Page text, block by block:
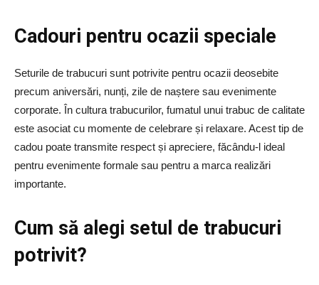
Cadouri pentru ocazii speciale
Seturile de trabucuri sunt potrivite pentru ocazii deosebite
precum aniversări, nunți, zile de naștere sau evenimente
corporate. În cultura trabucurilor, fumatul unui trabuc de calitate
este asociat cu momente de celebrare și relaxare. Acest tip de
cadou poate transmite respect și apreciere, făcându-l ideal
pentru evenimente formale sau pentru a marca realizări
importante.
Cum să alegi setul de trabucuri
potrivit?